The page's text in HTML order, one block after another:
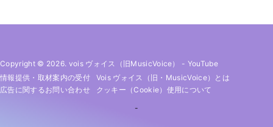
Copyright © 2026. vois ヴォイス（旧MusicVoice） - YouTube
情報提供・取材案内の受付
Vois ヴォイス（旧・MusicVoice）とは
広告に関するお問い合わせ
クッキー（cookie）使用について
-